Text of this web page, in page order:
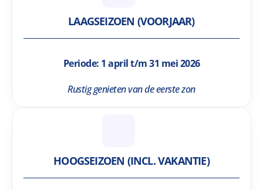
LAAGSEIZOEN (VOORJAAR)
Periode: 1 april t/m 31 mei 2026
Rustig genieten van de eerste zon
HOOGSEIZOEN (INCL. VAKANTIE)